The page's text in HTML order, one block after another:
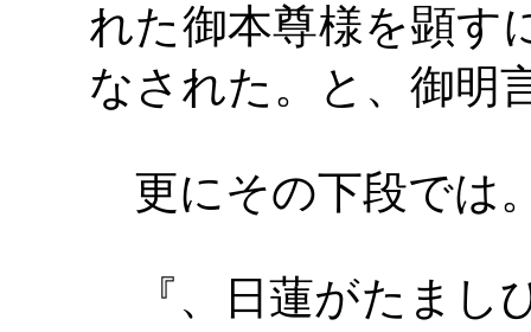
れた御本尊様を顕す
なされた。と、御明
更にその下段では
『、日蓮がたまし